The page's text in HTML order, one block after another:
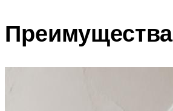
Преимущества